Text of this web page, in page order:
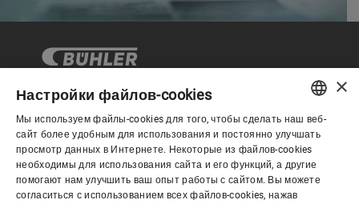
Корпоративное управление
О нас
ENGLISH
SPANISH
GERMAN
×
Настройки файлов-cookies
Мы используем файлы-cookies для того, чтобы сделать наш веб-
сайт более удобным для использования и постоянно улучшать
просмотр данных в Интернете. Некоторые из файлов-cookies
необходимы для использования сайта и его функций, а другие
помогают нам улучшить ваш опыт работы с сайтом. Вы можете
согласиться с использованием всех файлов-cookies, нажав